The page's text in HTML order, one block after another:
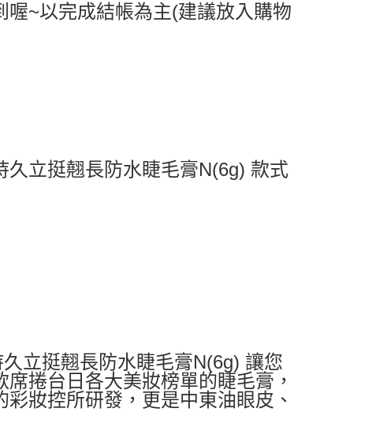
~以完成結帳為主(建議放入購物
立挺翹長防水睫毛膏N(6g) 款式
立挺翹長防水睫毛膏N(6g) 讓您
捲台日各大美妝榜單的睫毛膏，
妝控所研發，更是中東油眼皮、